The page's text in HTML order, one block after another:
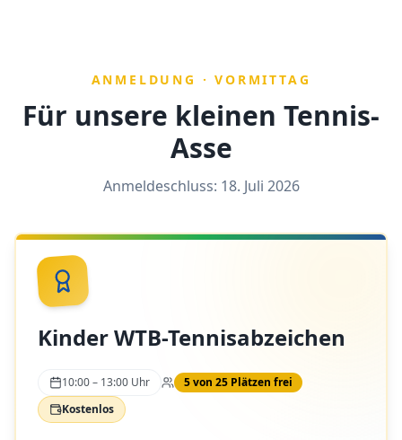
ANMELDUNG · VORMITTAG
Für unsere kleinen Tennis-
Asse
Anmeldeschluss: 18. Juli 2026
Kinder WTB-Tennisabzeichen
10:00 – 13:00 Uhr 5von 25 Plätzen frei
Kostenlos